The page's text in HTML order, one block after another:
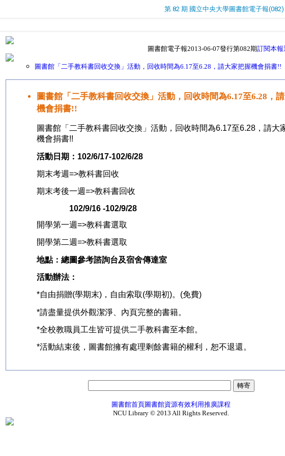
第 82 期 國立中央大學圖書館電子報(082)